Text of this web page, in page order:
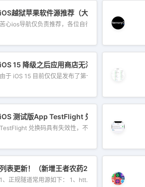
iOS越狱苹果软件源推荐（大合集）
苦心ios导航仅负责推荐，各位自行判...
iOS 15 降级之后应用商店无法正常使用怎么办
由于 iOS 15 目前仅仅是发布了第一...
Beta1测试版的更新，距周二发布的iOS
iOS 测试版App TestFlight 兑换码邀请链接分
TestFlight 兑换码具有失效性，不一定都...
列表更新！（新增王者农药2.0视距免费版）
1、正规隧道常用源如下： 1、htt...